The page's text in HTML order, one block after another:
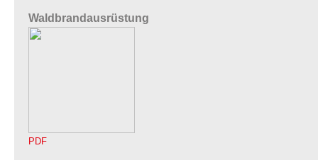
Waldbrandausrüstung
PDF